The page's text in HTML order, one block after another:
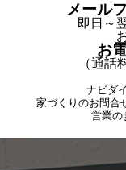
メール
即日～
お
（通話
ナビダ
家づくりのお問
営業の